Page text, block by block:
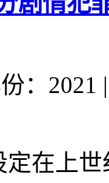
：2021 |
在上